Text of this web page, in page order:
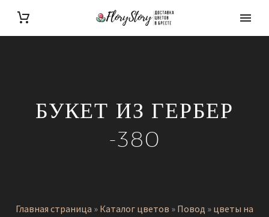
БУКЕТ ИЗ ГЕРБЕР
-380
Главная страница » Каталог цветов » Повод » цветы на